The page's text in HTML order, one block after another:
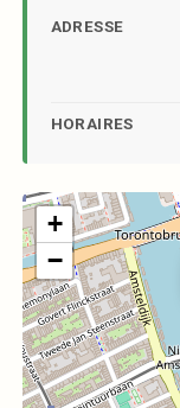
ADRESSE
HORAIRES
+
−